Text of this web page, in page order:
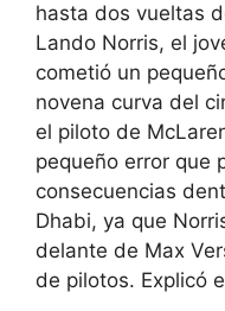
hasta dos vueltas
Lando Norris, el
cometió un
novena curva del
el piloto de
pequeño error que
consecuencias
Dhabi, ya que
delante de Max
de pilotos. Explicó